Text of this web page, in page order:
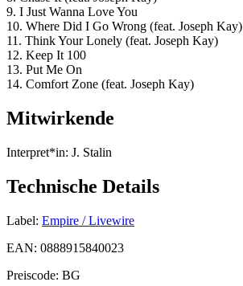
9. I Just Wanna Love You
10. Where Did I Go Wrong (feat. Joseph Kay)
11. Think Your Lonely (feat. Joseph Kay)
12. Keep It 100
13. Put Me On
14. Comfort Zone (feat. Joseph Kay)
Mitwirkende
Interpret*in: J. Stalin
Technische Details
Label: Empire / Livewire
EAN: 0888915840023
Preiscode: BG